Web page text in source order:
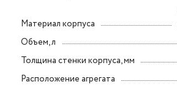
Материал корпуса
Объем, л
Толщина стенки корпуса, мм
Расположение агрегата